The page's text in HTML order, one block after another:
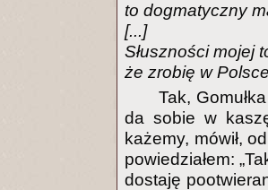
to dogmatyczny
[...]
Słuszności mojej
że zrobię w
Tak,
da sobie w
każemy, mówił,
powiedziałem:
dostaję